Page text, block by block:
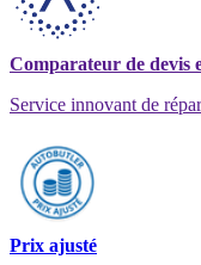
Comparateur de devis
Service innovant de
Prix ajusté